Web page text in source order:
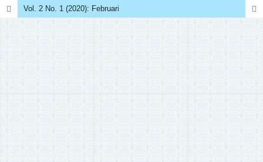
Vol. 2 No. 1 (2020): Februari